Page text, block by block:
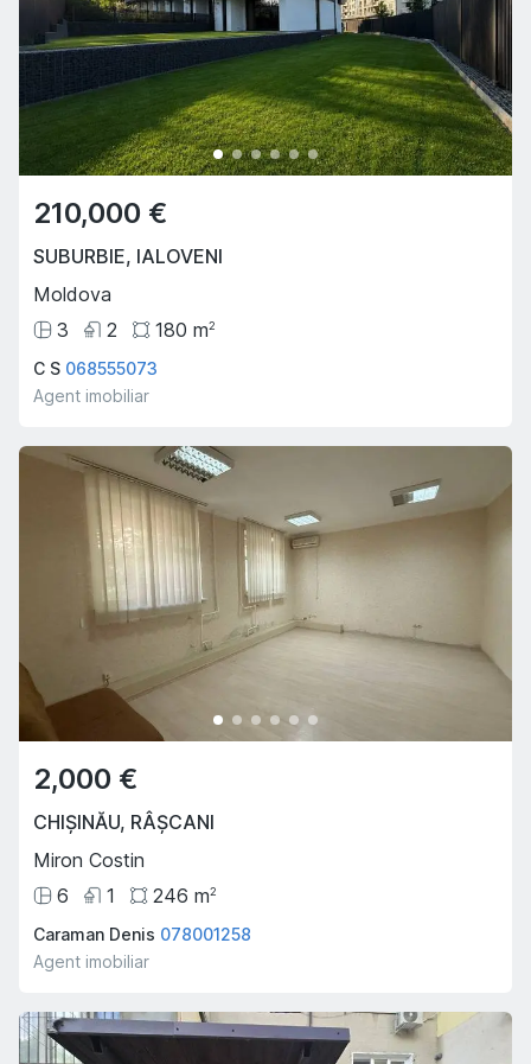
210,000 €
SUBURBIE, IALOVENI
Moldova
3
2 180 m2
C S 068555073
Agent imobiliar
2,000 €
CHIȘINĂU, RÂȘCANI
Miron Costin
6
1 246 m2
Caraman Denis 078001258
Agent imobiliar